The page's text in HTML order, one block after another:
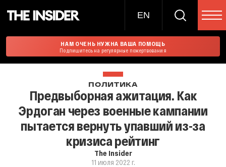
EN
НАМ ОЧЕНЬ НУЖНА ВАША ПОМОЩЬ
Подпишитесь на регулярные пожертвования
ПОЛИТИКА
Предвыборная ажитация. Как
Эрдоган через военные кампании
пытается вернуть упавший из-за
кризиса рейтинг
The Insider
11 июля 2022 г.